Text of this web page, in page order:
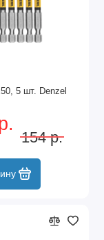
5 шт. Denzel
154 р.